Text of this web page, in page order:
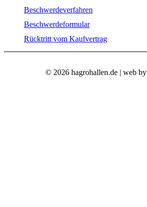
Beschwerdeverfahren
Beschwerdeformular
Rücktritt vom Kaufvertrag
© 2026 hagrohallen.de | web by